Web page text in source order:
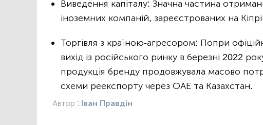
Виведення капіталу: Значна частина
іноземних компаній, зареєстрованих на
Торгівля з країною-агресором: Попри
вихід із російського ринку в березні 2022
продукція бренду продовжувала масово
схеми реекспорту через ОАЕ та Казахстан.
Автор : Іван Правдін